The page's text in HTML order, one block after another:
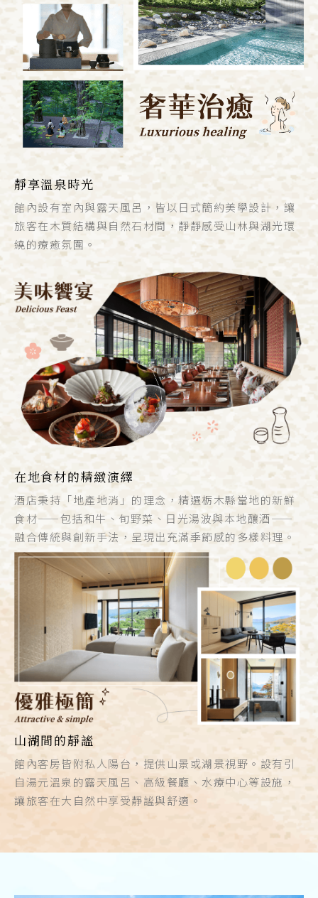
靜享溫泉時光
館內設有室內與露天風呂，皆以日式簡約美學設計，讓
旅客在木質結構與自然石材間，靜靜感受山林與湖光環
繞的療癒氛圍。
在地食材的精緻演繹
酒店秉持「地產地消」的理念，精選栃木縣當地的新鮮
食材——包括和牛、旬野菜、日光湯波與本地釀酒——
融合傳統與創新手法，呈現出充滿季節感的多樣料理。
山湖間的靜謐
館內客房皆附私人陽台，提供山景或湖景視野。設有引
自湯元溫泉的露天風呂、高級餐廳、水療中心等設施，
讓旅客在大自然中享受靜謐與舒適。